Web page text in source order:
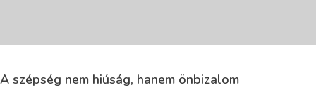
A szépség nem hiúság, hanem önbizalom